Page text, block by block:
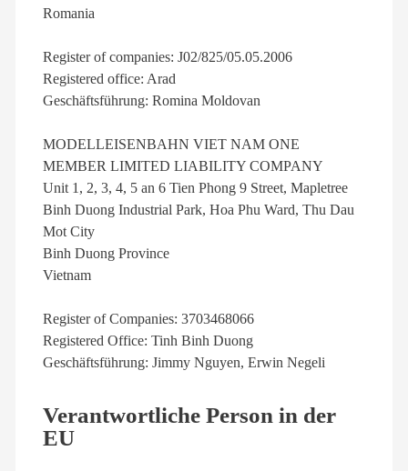
Romania
Register of companies: J02/825/05.05.2006
Registered office: Arad
Geschäftsführung: Romina Moldovan
MODELLEISENBAHN VIET NAM ONE
MEMBER LIMITED LIABILITY COMPANY
Unit 1, 2, 3, 4, 5 an 6 Tien Phong 9 Street, Mapletree
Binh Duong Industrial Park, Hoa Phu Ward, Thu Dau
Mot City
Binh Duong Province
Vietnam
Register of Companies: 3703468066
Registered Office: Tinh Binh Duong
Geschäftsführung: Jimmy Nguyen, Erwin Negeli
Verantwortliche Person in der
EU